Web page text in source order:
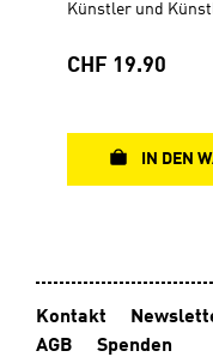
Künstler und
widerspiegelt die
KuhnOlaf
Regulärer Preis:
CHF 19.90
IN DEN
Kontakt
AGB
Spenden